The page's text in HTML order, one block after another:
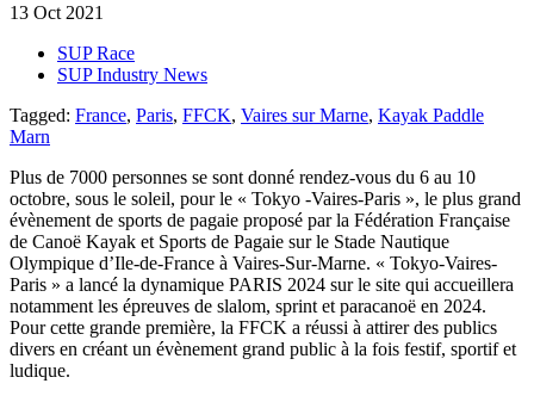
13 Oct 2021
SUP Race
SUP Industry News
Tagged: France, Paris, FFCK, Vaires sur Marne, Kayak Paddle
Marn
Plus de 7000 personnes se sont donné rendez-vous du 6 au 10
octobre, sous le soleil, pour le « Tokyo -Vaires-Paris », le plus grand
évènement de sports de pagaie proposé par la Fédération Française
de Canoë Kayak et Sports de Pagaie sur le Stade Nautique
Olympique d’Ile-de-France à Vaires-Sur-Marne. « Tokyo-Vaires-
Paris » a lancé la dynamique PARIS 2024 sur le site qui accueillera
notamment les épreuves de slalom, sprint et paracanoë en 2024.
Pour cette grande première, la FFCK a réussi à attirer des publics
divers en créant un évènement grand public à la fois festif, sportif et
ludique.